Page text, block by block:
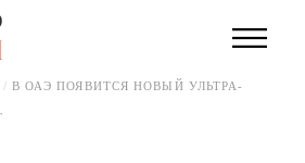
В ОАЭ ПОЯВИТСЯ НОВЫЙ УЛЬТРА-